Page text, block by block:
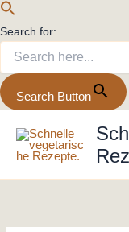
Search for:
Search Button
Inhalt
springen